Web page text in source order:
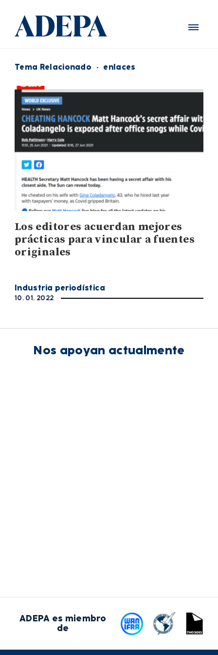
Tema Relacionado · enlaces
Los editores acuerdan mejores
prácticas para vincular a fuentes
originales
Industria periodística
10. 01. 2022
Nos apoyan actualmente
ADEPA es miembro
de